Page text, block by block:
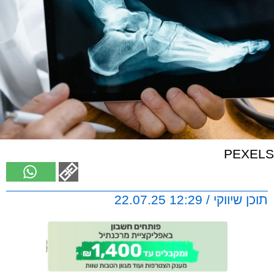
PEXELS
תוכן שיווקי / 12:29 22.07.25